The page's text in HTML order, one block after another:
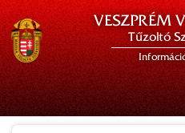
VESZPRÉM
Tűzoltó